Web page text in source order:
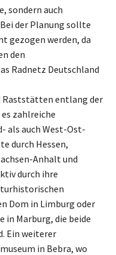
sondern auch
der Planung sollte
gezogen werden, da
den
Radnetz Deutschland
Raststätten entlang der
zahlreiche
als auch West-Ost-
durch Hessen,
Anhalt und
durch ihre
Dom in Limburg oder
in Marburg, die beide
Ein weiterer
in Bebra, wo